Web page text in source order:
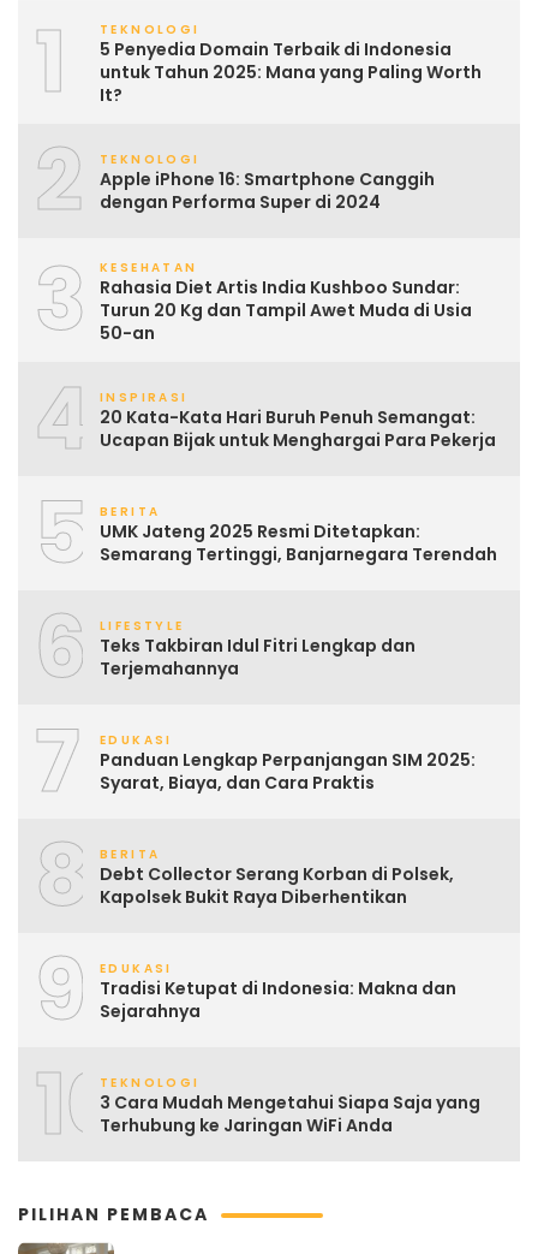
1 TEKNOLOGI
5 Penyedia Domain Terbaik di Indonesia
untuk Tahun 2025: Mana yang Paling Worth
It?
2 TEKNOLOGI
Apple iPhone 16: Smartphone Canggih
dengan Performa Super di 2024
3 KESEHATAN
Rahasia Diet Artis India Kushboo Sundar:
Turun 20 Kg dan Tampil Awet Muda di Usia
50-an
4 INSPIRASI
20 Kata-Kata Hari Buruh Penuh Semangat:
Ucapan Bijak untuk Menghargai Para Pekerja
5 BERITA
UMK Jateng 2025 Resmi Ditetapkan:
Semarang Tertinggi, Banjarnegara Terendah
6 LIFESTYLE
Teks Takbiran Idul Fitri Lengkap dan
Terjemahannya
7 EDUKASI
Panduan Lengkap Perpanjangan SIM 2025:
Syarat, Biaya, dan Cara Praktis
8 BERITA
Debt Collector Serang Korban di Polsek,
Kapolsek Bukit Raya Diberhentikan
9 EDUKASI
Tradisi Ketupat di Indonesia: Makna dan
Sejarahnya
10TEKNOLOGI
3 Cara Mudah Mengetahui Siapa Saja yang
Terhubung ke Jaringan WiFi Anda
PILIHAN PEMBACA